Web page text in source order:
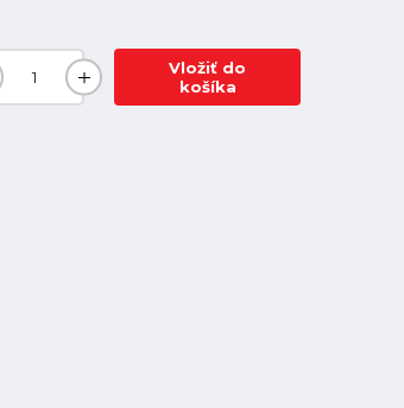
Vložiť do
košíka